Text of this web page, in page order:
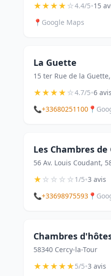
★★★★☆4.4/5•15
📍 Google Maps
La Guette
15 ter Rue de la
★★★★☆4.7/5•6 avis
📞+33680251100 📍
Les Chambres de
56 Av. Louis Coudant,
★☆☆☆☆1/5•3 avis
📞+33698975593 📍
Chambres
58340 Cercy-la-Tour
★★★★★5/5•3 avis